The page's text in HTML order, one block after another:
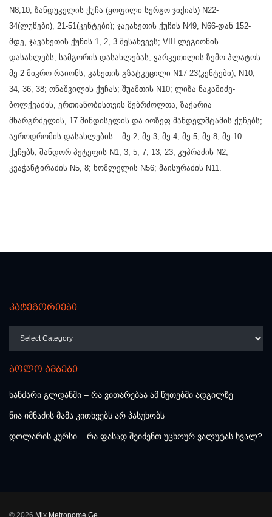
N8,10; ზანდუკელის ქუჩა (ყოფილი სერგო ჯიქიას) N22-
34(ლუწები), 21-51(კენტები); ჯავახეთის ქუჩის N49, N66-დან 152-
მდე, ჯავახეთის ქუჩის 1, 2, 3 შესახვევს; VIII ლეგიონის
დასახლებს; სამგორის დასახლებას; ვარკეთილის ზემო პლატოს
მე-2 მიკრო რაიონს; კახეთის გზატკეცილი N17-23(კენტები), N10,
34, 36, 38; ონაშვილის ქუჩას; შუამთის N10; ლიზა ნაკაშიძე-
ბოლქვაძის, ერთიანობისთვის მებრძოლთა, ზაქარია
მხარგრძელის, 17 შინდისელის და იოზეფ მანდელშტამის ქუჩებს;
აეროდრომის დასახლების – მე-2, მე-3, მე-4, მე-5, მე-8, მე-10
ქუჩებს; შანდორ პეტეფის N1, 3, 5, 7, 13, 23; კუპრაძის N2;
კვაჭანტირაძის N5, 8; ხომლელის N56; მაისურაძის N11.
კატეგორიები
ბოლო ამბები
ხანძარი გლდანში – რა ვითარებაა ამ წუთებში ადგილზე
ნია იმნაძის მამა კითხვებს არ პასუხობს
დოლარის კურსი – რა ფასად შეიძენთ უცხოურ ვალუტას ხვალ?